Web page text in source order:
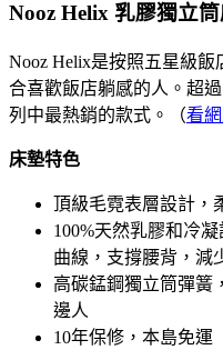
Nooz Helix 乳膠獨立
Nooz Helix是按照五星級
合喜歡飯店躺感的人。超
列中最熱銷的款式。（看
床墊特色
頂級毛霓表層設計，
100%天然乳膠和冷
曲線，支撐腰背，減
高碳錳鋼獨立筒彈簧
邊人
10年保修，本島免運